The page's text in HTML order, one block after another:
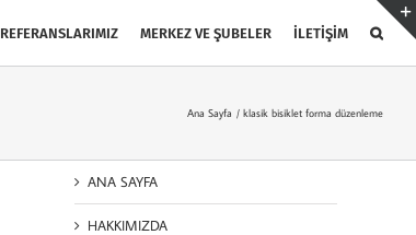
REFERANSLARIMIZ MERKEZ VE ŞUBELER İLETİŞİM
Ana Sayfa klasik bisiklet forma düzenleme
ANA SAYFA
HAKKIMIZDA